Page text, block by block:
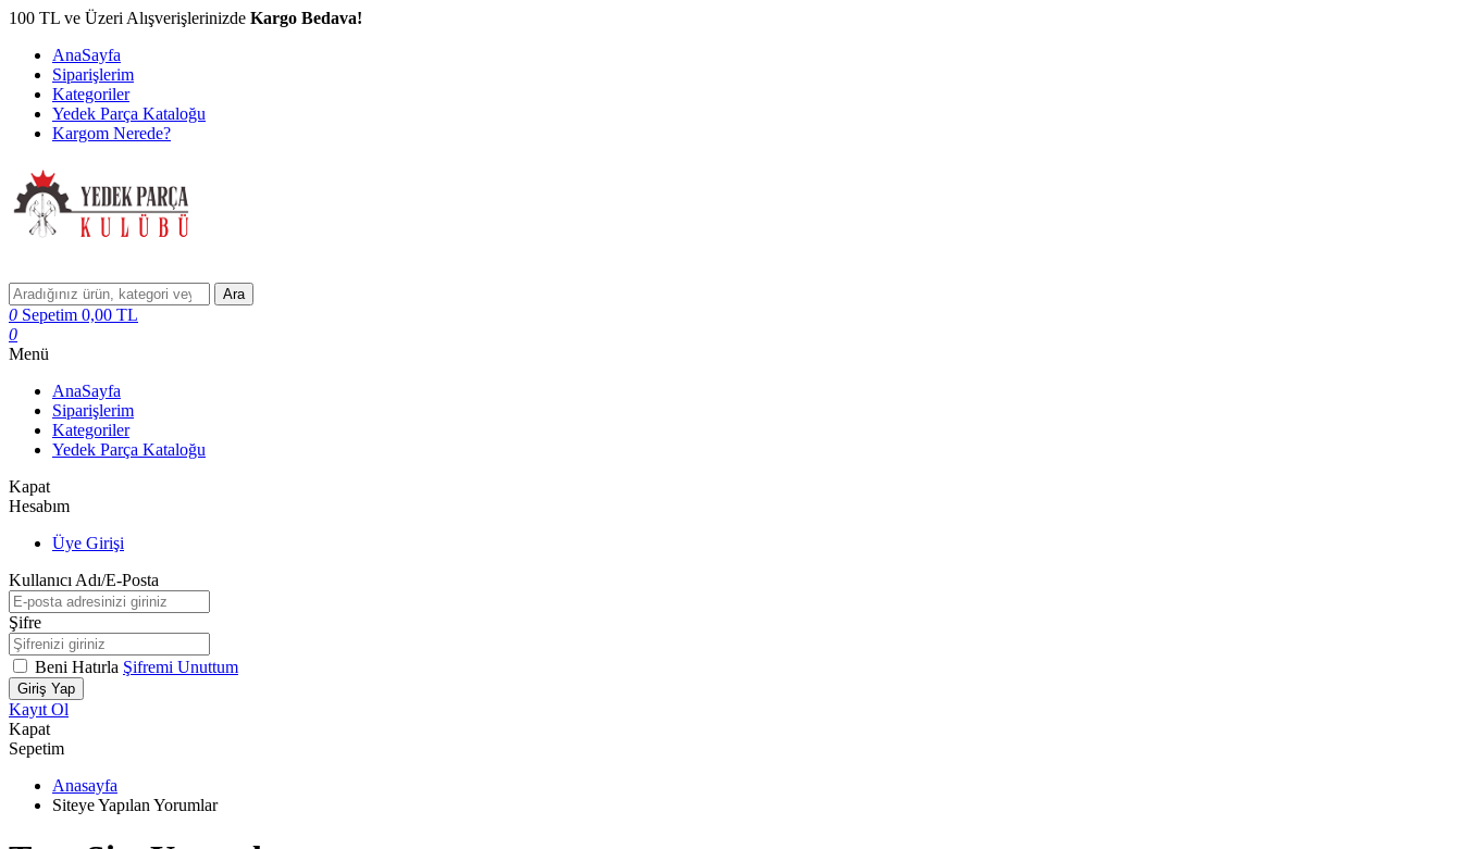
100 TL ve Üzeri Alışverişlerinizde Kargo Bedava!
AnaSayfa
Siparişlerim
Kategoriler
Yedek Parça Kataloğu
Kargom Nerede?
Ara
0 Sepetim 0,00 TL
0
Menü
AnaSayfa
Siparişlerim
Kategoriler
Yedek Parça Kataloğu
Kapat
Hesabım
Üye Girişi
Kullanıcı Adı/E-Posta
Şifre
Beni Hatırla Şifremi Unuttum
Giriş Yap
Kayıt Ol
Kapat
Sepetim
Anasayfa
Siteye Yapılan Yorumlar